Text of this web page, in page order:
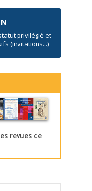
privilégié et
(invitations...)
revues de